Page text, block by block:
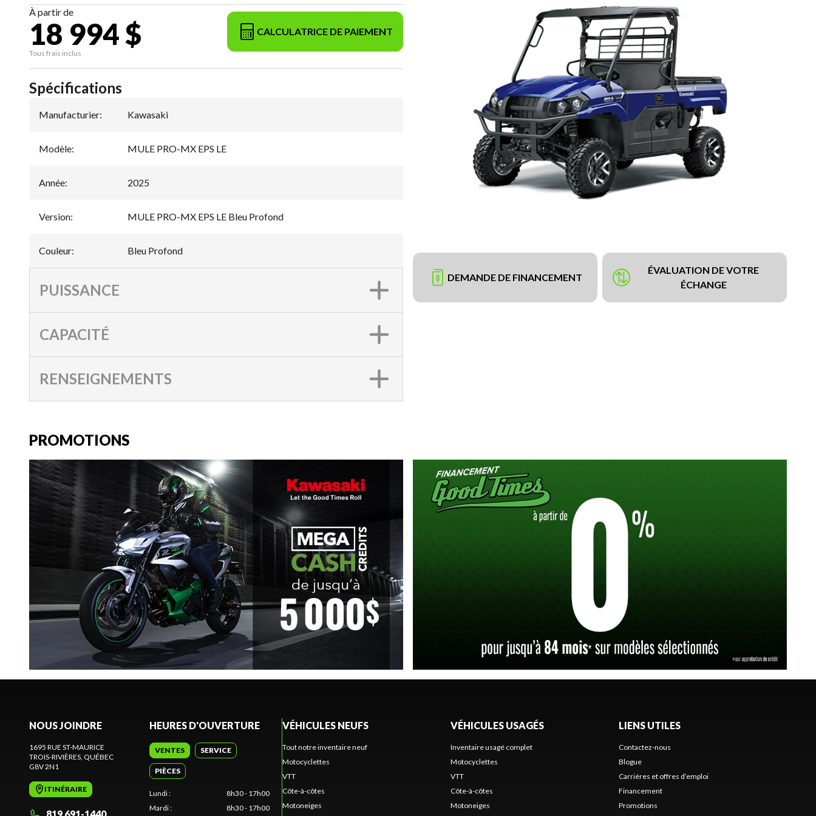
À partir de
18 994 $
Tous frais inclus
CALCULATRICE DE PAIEMENT
DEMANDE DE FINANCEMENT
ÉVALUATION DE VOTRE
ÉCHANGE
Spécifications
Manufacturier: Kawasaki
Modèle: MULE PRO-MX EPS LE
Année: 2025
Version: MULE PRO-MX EPS LE Bleu Profond
Couleur: Bleu Profond
PUISSANCE
CAPACITÉ
RENSEIGNEMENTS
PROMOTIONS
NOUS JOINDRE
1695 RUE ST-MAURICE
TROIS-RIVIÈRES, QUÉBEC
G8V 2N1
ITINÉRAIRE
HEURES D'OUVERTURE
VENTES SERVICE
PIÈCES
Lundi:
8h30 - 17h00
Mardi: 8h30 - 17h00
VÉHICULES NEUFS
Tout notre inventaire neuf
Motocyclettes
VTT
Côte-à-côtes
Motoneiges
VÉHICULES USAGÉS
Inventaire usagé complet
Motocyclettes
VTT
Côte-à-côtes
Motoneiges
LIENS UTILES
Contactez-nous
Blogue
Carrières et offres d’emploi
Financement
Promotions